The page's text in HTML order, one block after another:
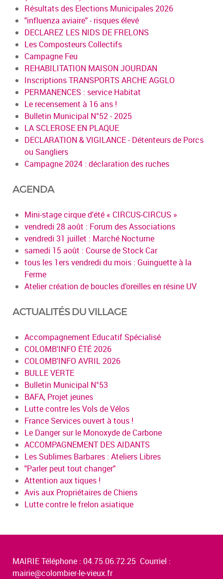
Résultats des Elections Municipales 2026
"influenza aviaire" - risques élevé
DECLAREZ LES NIDS DE FRELONS
Les Composteurs Collectifs
Campagne Feu
REHABILITATION MAISON JOURDAN
Inscriptions TRANSPORTS ARCHE AGGLO
PERMANENCES : service Habitat
Le recensement à 16 ans !
Bulletin Municipal N°52 - 2025
LA SCLEROSE EN PLAQUE
DECLARATION & VIGILANCE - Détenteurs de Porcs
ou Sangliers
Campagne 2024 : déclaration des ruches
AGENDA
Mini-stage cirque d'été « CIRCUS-CIRCUS »
vendredi 28 août : Forum des Associations
vendredi 31 juillet : Marché Nocturne
samedi 15 août : Course de Stock Car
tous les 1ers vendredi du mois : Guinguette à la
Ferme
Atelier création de boucles d’oreilles en résine UV
ACTUALITÉS DU VILLAGE
Accompagnement Educatif Spécialisé
COLOMB'INFO ÉTÉ 2026
COLOMB'INFO AVRIL 2026
BULLE VERTE
Bulletin Municipal N°53
BAFA, Projet jeunes
Lutte contre les Vols de Vélos
France Services ouvert à tous !
Le Danger sur le Monoxyde de Carbone
ACCOMPAGNEMENT DES AIDANTS
Les Sublimes Barbares : Ateliers Libres
"Parler peut tout changer"
Attention aux tiques !
Avis aux Propriétaires de Chiens
Lutte contre le frelon asiatique
MAIRIE Téléphone : 04.75.06.72.25 Courriel :
mairie@colombier-le-vieux.fr